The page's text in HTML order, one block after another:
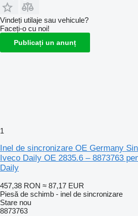
Vindeți utilaje sau vehicule?
Faceți-o cu noi!
Publicați un anunț
1
Inel de sincronizare OE Germany
Iveco Daily OE 2835.6 – 8873763
Daily
457,38 RON ≈ 87,17 EUR
Piesă de schimb - inel de sincronizare
Stare nou
8873763